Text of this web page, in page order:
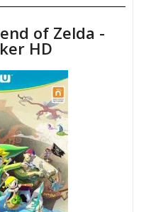
of Zelda -
HD